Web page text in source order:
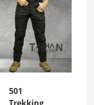
501